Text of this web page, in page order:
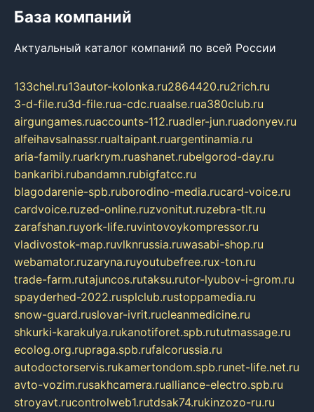
База компаний
Актуальный каталог компаний по всей России
133chel.ru13autor-kolonka.ru2864420.ru2rich.ru
3-d-file.ru3d-file.rua-cdc.ruaalse.rua380club.ru
airgungames.ruaccounts-112.ruadler-jun.ruadonyev.ru
alfeihavsalnassr.rualtaipant.ruargentinamia.ru
aria-family.ruarkrym.ruashanet.rubelgorod-day.ru
bankaribi.rubandamn.rubigfatcc.ru
blagodarenie-spb.ruborodino-media.rucard-voice.ru
cardvoice.ruzed-online.ruzvonitut.ruzebra-tlt.ru
zarafshan.ruyork-life.ruvintovoykompressor.ru
vladivostok-map.ruvlknrussia.ruwasabi-shop.ru
webamator.ruzaryna.ruyoutubefree.rux-ton.ru
trade-farm.rutajuncos.rutaksu.rutor-lyubov-i-grom.ru
spayderhed-2022.rusplclub.rustoppamedia.ru
snow-guard.ruslovar-ivrit.rucleanmedicine.ru
shkurki-karakulya.rukanotiforet.spb.rututmassage.ru
ecolog.org.rupraga.spb.rufalcorussia.ru
autodoctorservis.rukamertondom.spb.runet-life.net.ru
avto-vozim.rusakhcamera.rualliance-electro.spb.ru
stroyavt.rucontrolweb1.rutdsak74.rukinzozo-ru.ru